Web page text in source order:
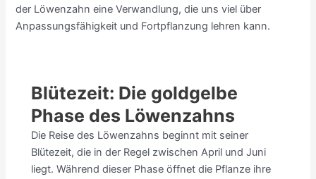
der Löwenzahn eine Verwandlung, die uns viel über
Anpassungsfähigkeit und Fortpflanzung lehren kann.
Blütezeit: Die goldgelbe
Phase des Löwenzahns
Die Reise des Löwenzahns beginnt mit seiner
Blütezeit, die in der Regel zwischen April und Juni
liegt. Während dieser Phase öffnet die Pflanze ihre